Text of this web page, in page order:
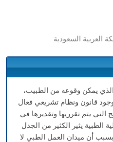
العربية السعودية
الذي يمكن وقوعه من الطبيب،
قانون ونظام تشريعي فعال
يتم تقرريها وتقديرها في
يثير الكثير من الجدل
بسبب أن ميدان العمل الطبي لا